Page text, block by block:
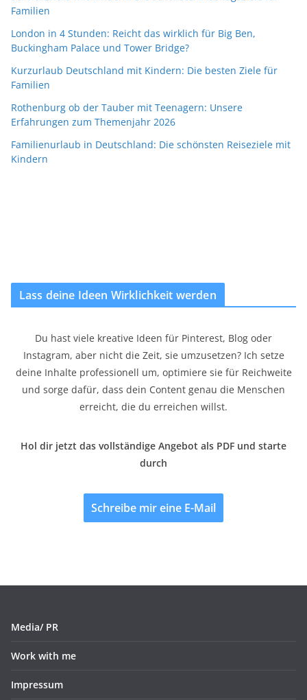
Familien
London in 4 Stunden: Reicht das wirklich für Big Ben,
Buckingham Palace und Tower Bridge?
Kurzurlaub Deutschland mit Kindern: Die besten Ziele für
Familien
Rothenburg ob der Tauber mit Teenagern: Unsere
Erfahrungen zum Themenjahr 2026
Familienurlaub in Deutschland: Die schönsten Reiseziele mit
Kindern
Lass deine Ideen Wirklichkeit werden
Du hast viele kreative Ideen für Pinterest, Blog oder
Instagram, aber nicht die Zeit, sie umzusetzen? Ich setze
deine Inhalte professionell um, optimiere sie für Reichweite
und sorge dafür, dass dein Content genau die Menschen
erreicht, die du erreichen willst.
Hol dir jetzt das vollständige Angebot als PDF und starte
durch
Schreibe mir eine E-Mail
Media/ PR
Work with me
Impressum